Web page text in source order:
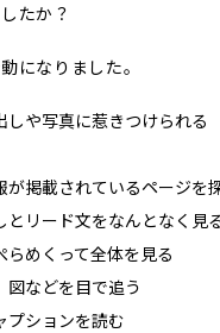
たか？
になりました。
や写真に惹きつけられる
掲載されているページを
リード文をなんとなく見
めくって全体を見る
図などを目で追う
プションを読む